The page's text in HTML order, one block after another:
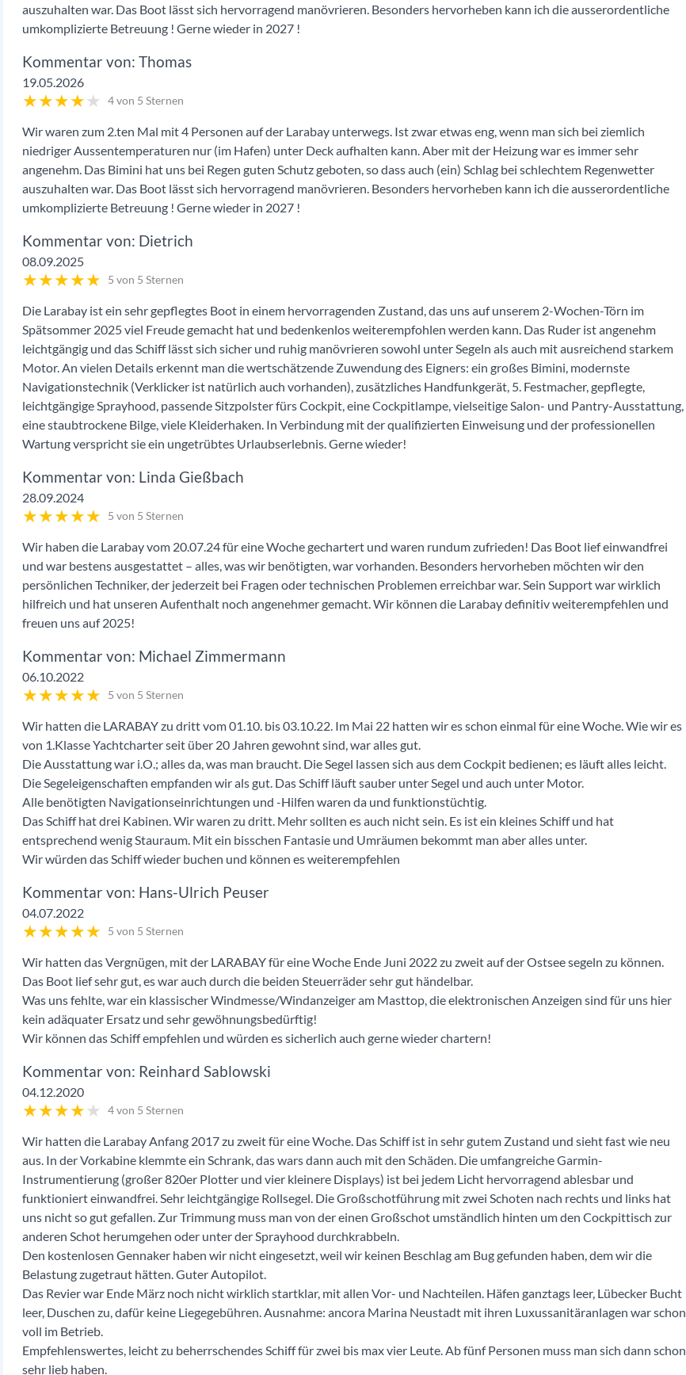
auszuhalten war. Das Boot lässt sich hervorragend manövrieren. Besonders hervorheben kann ich die ausserordentliche
umkomplizierte Betreuung ! Gerne wieder in 2027 !
Thomas
19.05.2026
★★★★★ 4 von 5 Sternen
Wir waren zum 2.ten Mal mit 4 Personen auf der Larabay unterwegs. Ist zwar etwas eng, wenn man sich bei ziemlich
niedriger Aussentemperaturen nur (im Hafen) unter Deck aufhalten kann. Aber mit der Heizung war es immer sehr
angenehm. Das Bimini hat uns bei Regen guten Schutz geboten, so dass auch (ein) Schlag bei schlechtem Regenwetter
auszuhalten war. Das Boot lässt sich hervorragend manövrieren. Besonders hervorheben kann ich die ausserordentliche
umkomplizierte Betreuung ! Gerne wieder in 2027 !
Dietrich
08.09.2025
★★★★★ 5 von 5 Sternen
Die Larabay ist ein sehr gepflegtes Boot in einem hervorragenden Zustand, das uns auf unserem 2-Wochen-Törn im
Spätsommer 2025 viel Freude gemacht hat und bedenkenlos weiterempfohlen werden kann. Das Ruder ist angenehm
leichtgängig und das Schiff lässt sich sicher und ruhig manövrieren sowohl unter Segeln als auch mit ausreichend starkem
Motor. An vielen Details erkennt man die wertschätzende Zuwendung des Eigners: ein großes Bimini, modernste
Navigationstechnik (Verklicker ist natürlich auch vorhanden), zusätzliches Handfunkgerät, 5. Festmacher, gepflegte,
leichtgängige Sprayhood, passende Sitzpolster fürs Cockpit, eine Cockpitlampe, vielseitige Salon- und Pantry-Ausstattung,
eine staubtrockene Bilge, viele Kleiderhaken. In Verbindung mit der qualifizierten Einweisung und der professionellen
Wartung verspricht sie ein ungetrübtes Urlaubserlebnis. Gerne wieder!
Linda Gießbach
28.09.2024
★★★★★ 5 von 5 Sternen
Wir haben die Larabay vom 20.07.24 für eine Woche gechartert und waren rundum zufrieden! Das Boot lief einwandfrei
und war bestens ausgestattet – alles, was wir benötigten, war vorhanden. Besonders hervorheben möchten wir den
persönlichen Techniker, der jederzeit bei Fragen oder technischen Problemen erreichbar war. Sein Support war wirklich
hilfreich und hat unseren Aufenthalt noch angenehmer gemacht. Wir können die Larabay definitiv weiterempfehlen und
freuen uns auf 2025!
Michael Zimmermann
06.10.2022
★★★★★ 5 von 5 Sternen
Wir hatten die LARABAY zu dritt vom 01.10. bis 03.10.22. Im Mai 22 hatten wir es schon einmal für eine Woche. Wie wir es
von 1.Klasse Yachtcharter seit über 20 Jahren gewohnt sind, war alles gut.
Die Ausstattung war i.O.; alles da, was man braucht. Die Segel lassen sich aus dem Cockpit bedienen; es läuft alles leicht.
Die Segeleigenschaften empfanden wir als gut. Das Schiff läuft sauber unter Segel und auch unter Motor.
Alle benötigten Navigationseinrichtungen und -Hilfen waren da und funktionstüchtig.
Das Schiff hat drei Kabinen. Wir waren zu dritt. Mehr sollten es auch nicht sein. Es ist ein kleines Schiff und hat
entsprechend wenig Stauraum. Mit ein bisschen Fantasie und Umräumen bekommt man aber alles unter.
Wir würden das Schiff wieder buchen und können es weiterempfehlen
Hans-Ulrich Peuser
04.07.2022
★★★★★ 5 von 5 Sternen
Wir hatten das Vergnügen, mit der LARABAY für eine Woche Ende Juni 2022 zu zweit auf der Ostsee segeln zu können.
Das Boot lief sehr gut, es war auch durch die beiden Steuerräder sehr gut händelbar.
Was uns fehlte, war ein klassischer Windmesse/Windanzeiger am Masttop, die elektronischen Anzeigen sind für uns hier
kein adäquater Ersatz und sehr gewöhnungsbedürftig!
Wir können das Schiff empfehlen und würden es sicherlich auch gerne wieder chartern!
Reinhard Sablowski
04.12.2020
★★★★★ 4 von 5 Sternen
Wir hatten die Larabay Anfang 2017 zu zweit für eine Woche. Das Schiff ist in sehr gutem Zustand und sieht fast wie neu
aus. In der Vorkabine klemmte ein Schrank, das wars dann auch mit den Schäden. Die umfangreiche Garmin-
Instrumentierung (großer 820er Plotter und vier kleinere Displays) ist bei jedem Licht hervorragend ablesbar und
funktioniert einwandfrei. Sehr leichtgängige Rollsegel. Die Großschotführung mit zwei Schoten nach rechts und links hat
uns nicht so gut gefallen. Zur Trimmung muss man von der einen Großschot umständlich hinten um den Cockpittisch zur
anderen Schot herumgehen oder unter der Sprayhood durchkrabbeln.
Den kostenlosen Gennaker haben wir nicht eingesetzt, weil wir keinen Beschlag am Bug gefunden haben, dem wir die
Belastung zugetraut hätten. Guter Autopilot.
Das Revier war Ende März noch nicht wirklich startklar, mit allen Vor- und Nachteilen. Häfen ganztags leer, Lübecker Bucht
leer, Duschen zu, dafür keine Liegegebühren. Ausnahme: ancora Marina Neustadt mit ihren Luxussanitäranlagen war schon
voll im Betrieb.
Empfehlenswertes, leicht zu beherrschendes Schiff für zwei bis max vier Leute. Ab fünf Personen muss man sich dann schon
sehr lieb haben.